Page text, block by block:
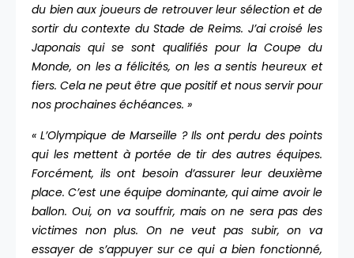
du bien aux joueurs de retrouver leur sélection et de
sortir du contexte du Stade de Reims. J’ai croisé les
Japonais qui se sont qualifiés pour la Coupe du
Monde, on les a félicités, on les a sentis heureux et
fiers. Cela ne peut être que positif et nous servir pour
nos prochaines échéances. »
« L’Olympique de Marseille ? Ils ont perdu des points
qui les mettent à portée de tir des autres équipes.
Forcément, ils ont besoin d’assurer leur deuxième
place. C’est une équipe dominante, qui aime avoir le
ballon. Oui, on va souffrir, mais on ne sera pas des
victimes non plus. On ne veut pas subir, on va
essayer de s’appuyer sur ce qui a bien fonctionné,